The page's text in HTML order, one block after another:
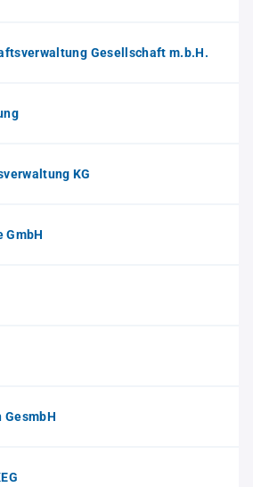
Gesellschaft m.b.H.
KG
GmbH
GesmbH